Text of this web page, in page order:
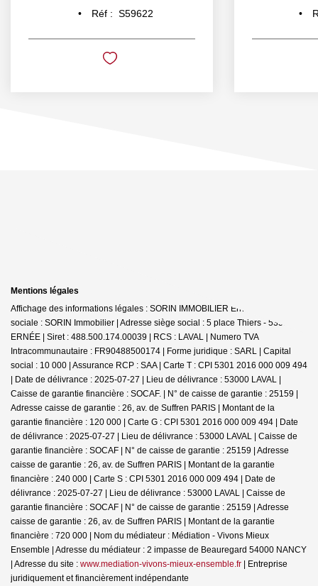
Réf : S59622
Mentions légales
Affichage des informations légales : SORIN IMMOBILIER Ernée | Raison
sociale : SORIN Immobilier | Adresse siège social : 5 place Thiers - 53500
ERNÉE | Siret : 488.500.174.00039 | RCS : LAVAL | Numero TVA
Intracommunautaire : FR90488500174 | Forme juridique : SARL | Capital
social : 10 000 | Assurance RCP : SAA | Carte T : CPI 5301 2016 000 009 494
| Date de délivrance : 2025-07-27 | Lieu de délivrance : 53000 LAVAL |
Caisse de garantie financière : SOCAF. | N° de caisse de garantie : 25159 |
Adresse caisse de garantie : 26, av. de Suffren PARIS | Montant de la
garantie financière : 120 000 | Carte G : CPI 5301 2016 000 009 494 | Date
de délivrance : 2025-07-27 | Lieu de délivrance : 53000 LAVAL | Caisse de
garantie financière : SOCAF | N° de caisse de garantie : 25159 | Adresse
caisse de garantie : 26, av. de Suffren PARIS | Montant de la garantie
financière : 240 000 | Carte S : CPI 5301 2016 000 009 494 | Date de
délivrance : 2025-07-27 | Lieu de délivrance : 53000 LAVAL | Caisse de
garantie financière : SOCAF | N° de caisse de garantie : 25159 | Adresse
caisse de garantie : 26, av. de Suffren PARIS | Montant de la garantie
financière : 720 000 | Nom du médiateur : Médiation - Vivons Mieux
Ensemble | Adresse du médiateur : 2 impasse de Beauregard 54000 NANCY
| Adresse du site : www.mediation-vivons-mieux-ensemble.fr | Entreprise
juridiquement et financièrement indépendante